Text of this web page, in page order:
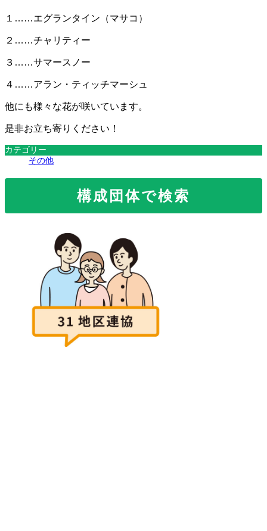
１……エグランタイン（マサコ）
２……チャリティー
３……サマースノー
４……アラン・ティッチマーシュ
他にも様々な花が咲いています。
是非お立ち寄りください！
カテゴリー
その他
構成団体で検索